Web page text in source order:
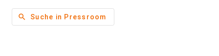
search Suche in Pressroom